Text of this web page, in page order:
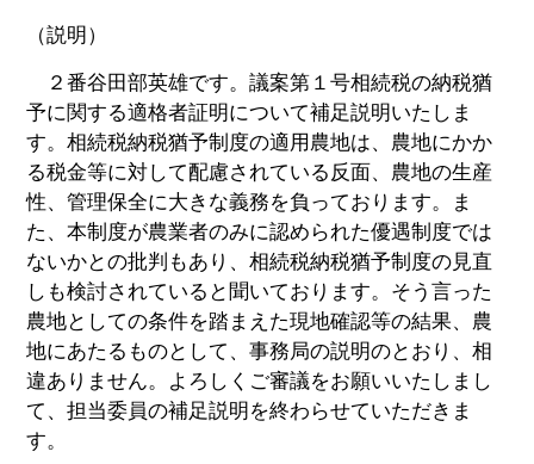
（説明）
２番谷田部英雄です。議案第１号相続税の納税猶
予に関する適格者証明について補足説明いたしま
す。相続税納税猶予制度の適用農地は、農地にかか
る税金等に対して配慮されている反面、農地の生産
性、管理保全に大きな義務を負っております。ま
た、本制度が農業者のみに認められた優遇制度では
ないかとの批判もあり、相続税納税猶予制度の見直
しも検討されていると聞いております。そう言った
農地としての条件を踏まえた現地確認等の結果、農
地にあたるものとして、事務局の説明のとおり、相
違ありません。よろしくご審議をお願いいたしまし
て、担当委員の補足説明を終わらせていただきま
す。